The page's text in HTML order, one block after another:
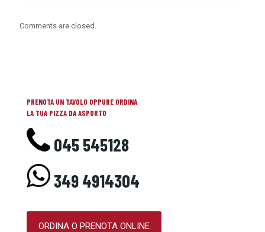
Comments are closed.
PRENOTA UN TAVOLO OPPURE ORDINA
LA TUA PIZZA DA ASPORTO
045 545128
349 4914304
ORDINA O PRENOTA ONLINE